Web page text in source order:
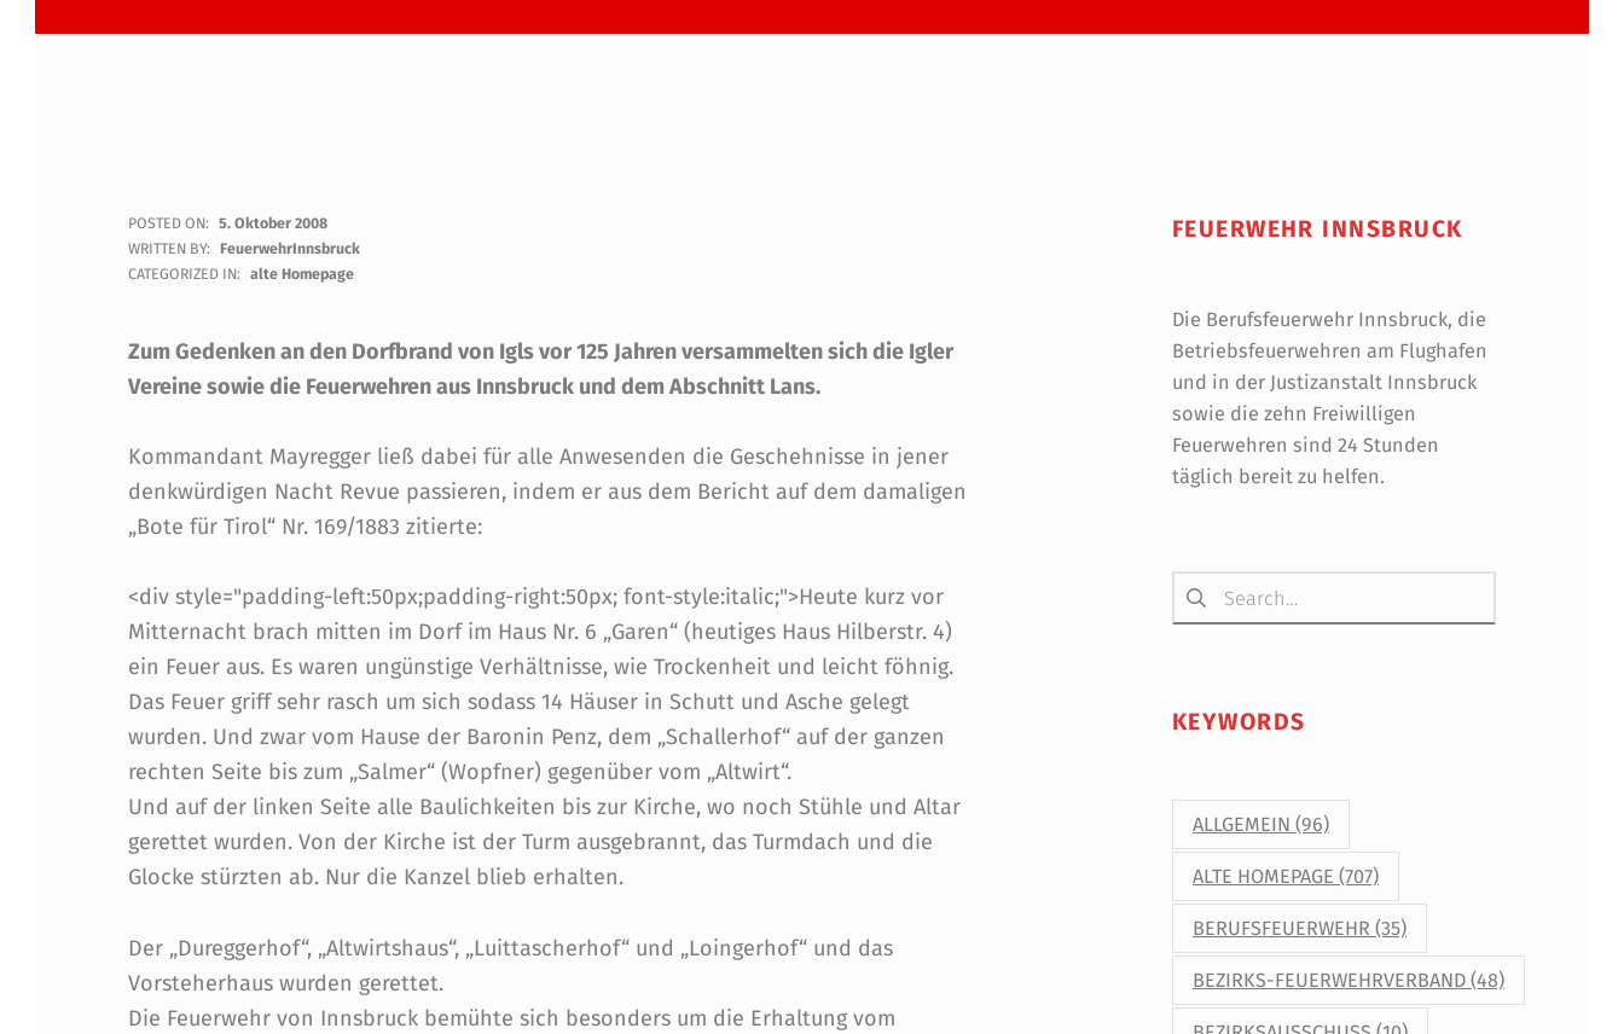
I
G
L
S
A
M
5
.
A
U
G
U
S
T
POSTED ON: 5. Oktober 2008
WRITTEN BY: FeuerwehrInnsbruck
CATEGORIZED IN: alte Homepage
Zum Gedenken an den Dorfbrand von Igls vor 125 Jahren versammelten sich die Igler
Vereine sowie die Feuerwehren aus Innsbruck und dem Abschnitt Lans.
Kommandant Mayregger ließ dabei für alle Anwesenden die Geschehnisse in jener
denkwürdigen Nacht Revue passieren, indem er aus dem Bericht auf dem damaligen
„Bote für Tirol“ Nr. 169/1883 zitierte:
<div style="padding-left:50px;padding-right:50px; font-style:italic;">Heute kurz vor
Mitternacht brach mitten im Dorf im Haus Nr. 6 „Garen“ (heutiges Haus Hilberstr. 4)
ein Feuer aus. Es waren ungünstige Verhältnisse, wie Trockenheit und leicht föhnig.
Das Feuer griff sehr rasch um sich sodass 14 Häuser in Schutt und Asche gelegt
wurden. Und zwar vom Hause der Baronin Penz, dem „Schallerhof“ auf der ganzen
rechten Seite bis zum „Salmer“ (Wopfner) gegenüber vom „Altwirt“.
Und auf der linken Seite alle Baulichkeiten bis zur Kirche, wo noch Stühle und Altar
gerettet wurden. Von der Kirche ist der Turm ausgebrannt, das Turmdach und die
Glocke stürzten ab. Nur die Kanzel blieb erhalten.
Der „Dureggerhof“, „Altwirtshaus“, „Luittascherhof“ und „Loingerhof“ und das
Vorsteherhaus wurden gerettet.
Die Feuerwehr von Innsbruck bemühte sich besonders um die Erhaltung vom
FEUERWEHR INNSBRUCK
Die Berufsfeuerwehr Innsbruck, die
Betriebsfeuerwehren am Flughafen
und in der Justizanstalt Innsbruck
sowie die zehn Freiwilligen
Feuerwehren sind 24 Stunden
täglich bereit zu helfen.
Suchen nach:
KEYWORDS
ALLGEMEIN (96)
ALTE HOMEPAGE (707)
BERUFSFEUERWEHR (35)
BEZIRKS-FEUERWEHRVERBAND (48)